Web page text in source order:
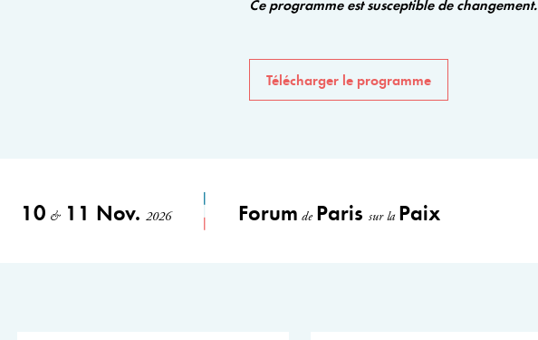
Ce programme est susceptible de changement.
Télécharger le programme
10 &11 Nov. 2026 Forum de Paris sur la Paix